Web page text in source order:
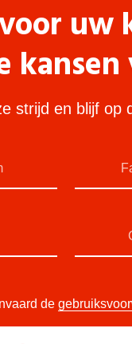
uw
strijd en blijf op
de